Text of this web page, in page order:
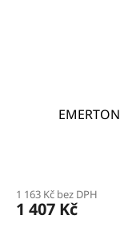
produktu
je
1 163 Kč bez DPH
1 407 Kč